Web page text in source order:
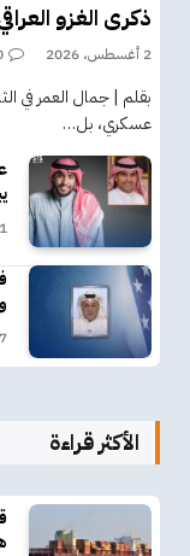
ذكرى الغزو
2 أغسطس، 2026
بقلم | جمال العمر في
عسكري، بل…
1 أغسطس، 2026
27
الأكثر قراءة